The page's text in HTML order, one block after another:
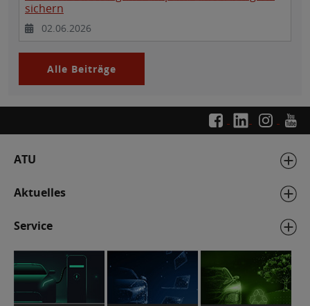
sichern
02.06.2026
Alle Beiträge
ATU
Aktuelles
Service